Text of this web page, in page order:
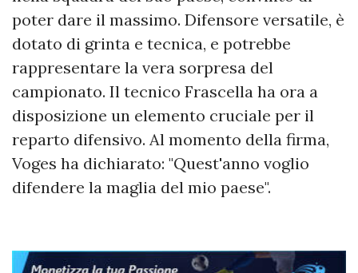
poter dare il massimo. Difensore versatile, è
dotato di grinta e tecnica, e potrebbe
rappresentare la vera sorpresa del
campionato. Il tecnico Frascella ha ora a
disposizione un elemento cruciale per il
reparto difensivo. Al momento della firma,
Voges ha dichiarato: "Quest'anno voglio
difendere la maglia del mio paese".